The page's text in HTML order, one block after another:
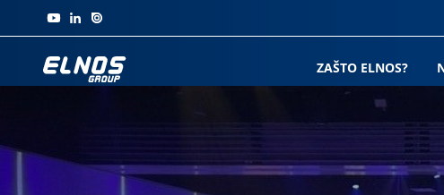
Skip to content
ZAŠTO ELNOS?